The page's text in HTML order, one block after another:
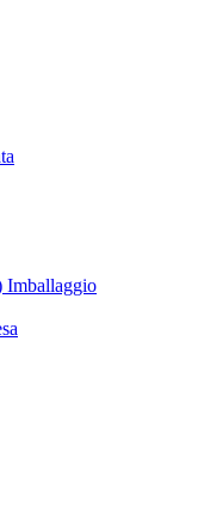
Imballaggio